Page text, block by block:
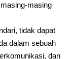
masing
tidak dapat
dalam sebuah
dan